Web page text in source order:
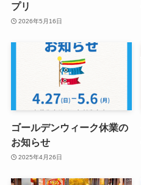
プリ
2026年5月16日
ゴールデンウィーク休業の
お知らせ
2025年4月26日